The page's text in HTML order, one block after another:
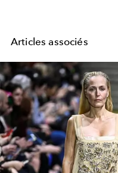
Articles associés